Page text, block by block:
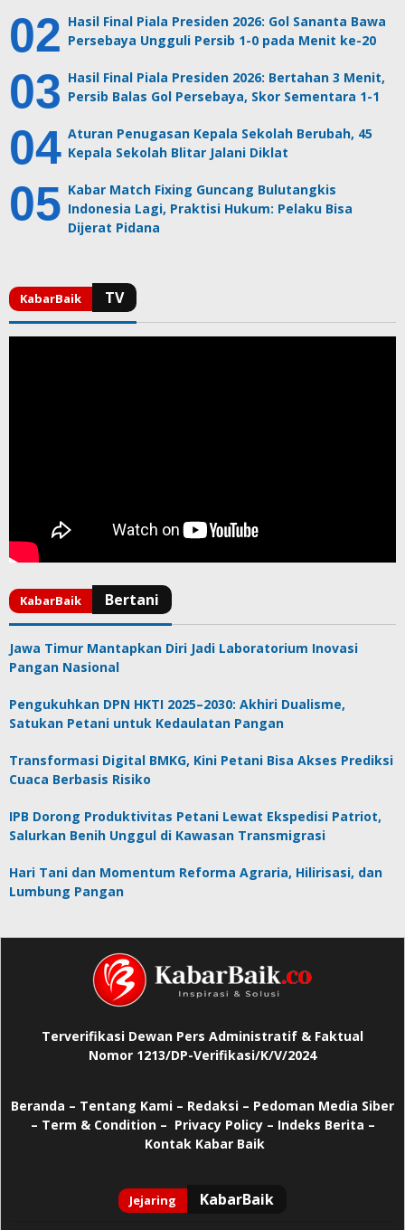
Hasil Final Piala Presiden 2026: Gol Sananta Bawa
Persebaya Ungguli Persib 1-0 pada Menit ke-20
Hasil Final Piala Presiden 2026: Bertahan 3 Menit,
Persib Balas Gol Persebaya, Skor Sementara 1-1
Aturan Penugasan Kepala Sekolah Berubah, 45
Kepala Sekolah Blitar Jalani Diklat
Kabar Match Fixing Guncang Bulutangkis
Indonesia Lagi, Praktisi Hukum: Pelaku Bisa
Dijerat Pidana
Jawa Timur Mantapkan Diri Jadi Laboratorium Inovasi
Pangan Nasional
Pengukuhkan DPN HKTI 2025–2030: Akhiri Dualisme,
Satukan Petani untuk Kedaulatan Pangan
Transformasi Digital BMKG, Kini Petani Bisa Akses Prediksi
Cuaca Berbasis Risiko
IPB Dorong Produktivitas Petani Lewat Ekspedisi Patriot,
Salurkan Benih Unggul di Kawasan Transmigrasi
Hari Tani dan Momentum Reforma Agraria, Hilirisasi, dan
Lumbung Pangan
Terverifikasi Dewan Pers Administratif & Faktual
Nomor 1213/DP-Verifikasi/K/V/2024
Beranda – Tentang Kami – Redaksi – Pedoman Media Siber
– Term & Condition – Privacy Policy– Indeks Berita –
Kontak Kabar Baik